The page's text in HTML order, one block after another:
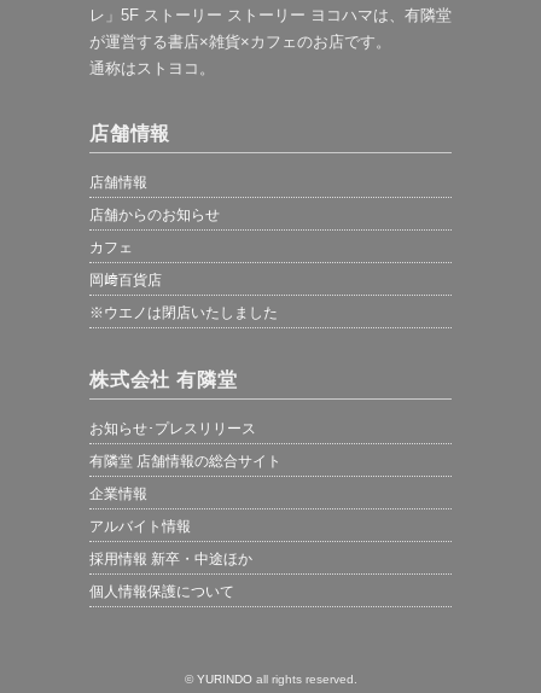
レ」5F ストーリー ストーリー ヨコハマは、有隣堂
が運営する書店×雑貨×カフェのお店です。
通称はストヨコ。
店舗情報
店舗情報
店舗からのお知らせ
カフェ
岡﨑百貨店
※ウエノは閉店いたしました
株式会社 有隣堂
お知らせ･プレスリリース
有隣堂 店舗情報の総合サイト
企業情報
アルバイト情報
採用情報 新卒・中途ほか
個人情報保護について
© YURINDOall rights reserved.